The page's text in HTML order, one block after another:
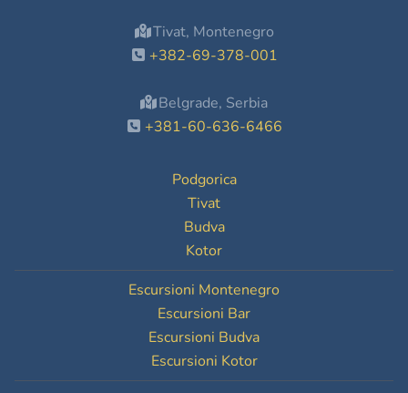
Tivat, Montenegro
+382-69-378-001
Belgrade, Serbia
+381-60-636-6466
Podgorica
Tivat
Budva
Kotor
Escursioni Montenegro
Escursioni Bar
Escursioni Budva
Escursioni Kotor